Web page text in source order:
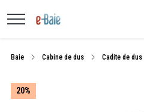
Baie Cabine de dus Cadite de dus
20%